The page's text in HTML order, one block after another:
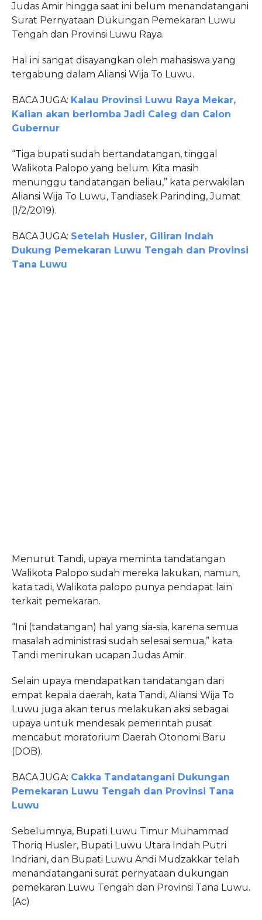
Judas Amir hingga saat ini belum menandatangani
Surat Pernyataan Dukungan Pemekaran Luwu
Tengah dan Provinsi Luwu Raya.
Hal ini sangat disayangkan oleh mahasiswa yang
tergabung dalam Aliansi Wija To Luwu.
BACA JUGA: Kalau Provinsi Luwu Raya Mekar,
Kalian akan berlomba Jadi Caleg dan Calon
Gubernur
“Tiga bupati sudah bertandatangan, tinggal
Walikota Palopo yang belum. Kita masih
menunggu tandatangan beliau,” kata perwakilan
Aliansi Wija To Luwu, Tandiasek Parinding, Jumat
(1/2/2019).
BACA JUGA: Setelah Husler, Giliran Indah
Dukung Pemekaran Luwu Tengah dan Provinsi
Tana Luwu
Menurut Tandi, upaya meminta tandatangan
Walikota Palopo sudah mereka lakukan, namun,
kata tadi, Walikota palopo punya pendapat lain
terkait pemekaran.
“Ini (tandatangan) hal yang sia-sia, karena semua
masalah administrasi sudah selesai semua,” kata
Tandi menirukan ucapan Judas Amir.
Selain upaya mendapatkan tandatangan dari
empat kepala daerah, kata Tandi, Aliansi Wija To
Luwu juga akan terus melakukan aksi sebagai
upaya untuk mendesak pemerintah pusat
mencabut moratorium Daerah Otonomi Baru
(DOB).
BACA JUGA: Cakka Tandatangani Dukungan
Pemekaran Luwu Tengah dan Provinsi Tana
Luwu
Sebelumnya, Bupati Luwu Timur Muhammad
Thoriq Husler, Bupati Luwu Utara Indah Putri
Indriani, dan Bupati Luwu Andi Mudzakkar telah
menandatangani surat pernyataan dukungan
pemekaran Luwu Tengah dan Provinsi Tana Luwu.
(Ac)